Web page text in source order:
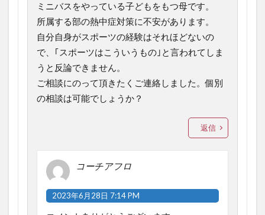
ミニバスをやっている子どもをもつ母です。
所属する部の熱中症対策に不安があります。
自分自身がスポーツの経験はそれほどないの
で、｢スポーツはこういうもの｣と言われてしま
うと反論できません。
ご相談にのって頂きたくご連絡しました。個別
の相談は可能でしょうか？
返信
コーチアフロ
2023年6月28日 7:14 PM